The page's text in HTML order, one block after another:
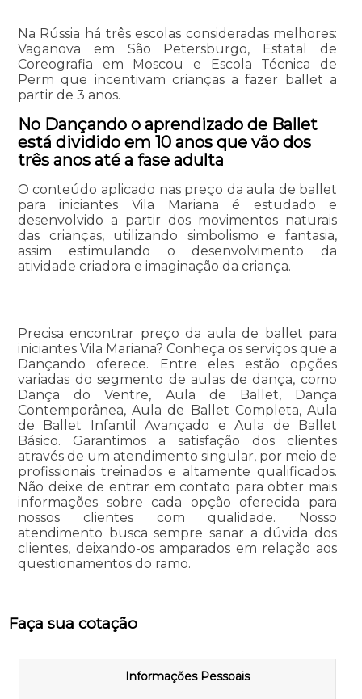
Na Rússia há três escolas consideradas melhores:
Vaganova em São Petersburgo, Estatal de
Coreografia em Moscou e Escola Técnica de
Perm que incentivam crianças a fazer ballet a
partir de 3 anos.
No Dançando o aprendizado de Ballet
está dividido em 10 anos que vão dos
três anos até a fase adulta
O conteúdo aplicado nas preço da aula de ballet
para iniciantes Vila Mariana é estudado e
desenvolvido a partir dos movimentos naturais
das crianças, utilizando simbolismo e fantasia,
assim estimulando o desenvolvimento da
atividade criadora e imaginação da criança.
Precisa encontrar preço da aula de ballet para
iniciantes Vila Mariana? Conheça os serviços que a
Dançando oferece. Entre eles estão opções
variadas do segmento de aulas de dança, como
Dança do Ventre, Aula de Ballet, Dança
Contemporânea, Aula de Ballet Completa, Aula
de Ballet Infantil Avançado e Aula de Ballet
Básico. Garantimos a satisfação dos clientes
através de um atendimento singular, por meio de
profissionais treinados e altamente qualificados.
Não deixe de entrar em contato para obter mais
informações sobre cada opção oferecida para
nossos clientes com qualidade. Nosso
atendimento busca sempre sanar a dúvida dos
clientes, deixando-os amparados em relação aos
questionamentos do ramo.
Faça sua cotação
Informações Pessoais